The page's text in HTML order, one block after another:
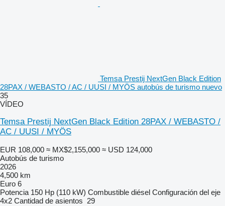
Temsa Prestij NextGen Black Edition
28PAX / WEBASTO / AC / UUSI / MYÖS autobús de turismo nuevo
35
VÍDEO
Temsa Prestij NextGen Black Edition 28PAX / WEBASTO /
AC / UUSI / MYÖS
EUR 108,000 ≈ MX$2,155,000 ≈ USD 124,000
Autobús de turismo
2026
4,500 km
Euro 6
Potencia 150 Hp (110 kW) Combustible diésel Configuración del eje
4x2 Cantidad de asientos 29